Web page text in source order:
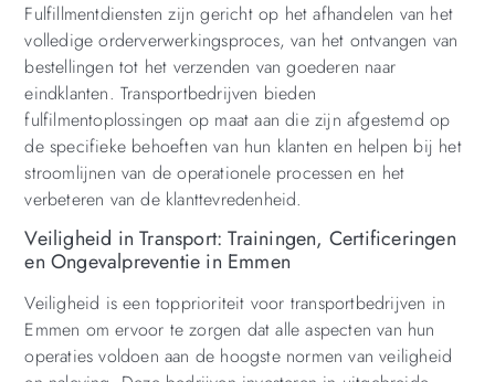
Fulfillmentdiensten zijn gericht op het afhandelen van het
volledige orderverwerkingsproces, van het ontvangen van
bestellingen tot het verzenden van goederen naar
eindklanten. Transportbedrijven bieden
fulfilmentoplossingen op maat aan die zijn afgestemd op
de specifieke behoeften van hun klanten en helpen bij het
stroomlijnen van de operationele processen en het
verbeteren van de klanttevredenheid.
Veiligheid in Transport: Trainingen, Certificeringen
en Ongevalpreventie in Emmen
Veiligheid is een topprioriteit voor transportbedrijven in
Emmen om ervoor te zorgen dat alle aspecten van hun
operaties voldoen aan de hoogste normen van veiligheid